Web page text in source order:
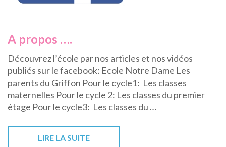
A propos ….
Découvrez l’école par nos articles et nos vidéos
publiés sur le facebook: Ecole Notre Dame Les
parents du Griffon Pour le cycle1: Les classes
maternelles Pour le cycle 2: Les classes du premier
étage Pour le cycle3: Les classes du …
LIRE LA SUITE